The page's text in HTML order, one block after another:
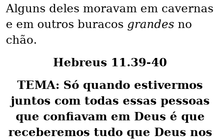
Alguns deles moravam em cavernas
e em outros buracos grandes no
chão.
Hebreus 11.39-40
TEMA: Só quando estivermos
juntos com todas essas pessoas
que confiavam em Deus é que
receberemos tudo que Deus nos